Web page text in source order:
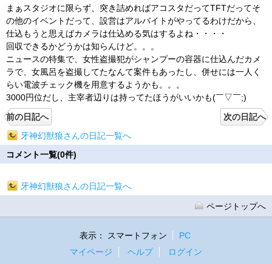
まぁスタジオに限らず、突き詰めればアコスタだってTFTだってそ
の他のイベントだって、設営はアルバイトがやってるわけだから、
仕込もうと思えばカメラは仕込める気はするよね・・・・
回収できるかどうかは知らんけど。。。
ニュースの特集で、女性盗撮犯がシャンプーの容器に仕込んだカメ
ラで、女風呂を盗撮してたなんて案件もあったし、併せには一人く
らい電波チェック機を用意するようかも。。。
3000円位だし、主宰者辺りは持ってたほうがいいかも(￣▽￣;)
前の日記へ
次の日記へ
牙神幻獣狼さんの日記一覧へ
コメント一覧(0件)
牙神幻獣狼さんの日記一覧へ
ページトップへ
表示： スマートフォン
PC
マイページ
ヘルプ ログイン